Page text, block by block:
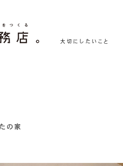
大切にしたいこと
の家